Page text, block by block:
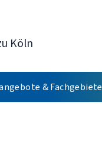
Köln
& Fachgebiete